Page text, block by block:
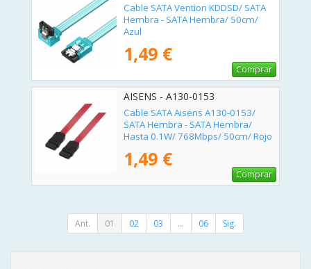
Cable SATA Vention KDDSD/ SATA
Hembra - SATA Hembra/ 50cm/
Azul
1,49 €
Comprar
AISENS - A130-0153
Cable SATA Aisens A130-0153/
SATA Hembra - SATA Hembra/
Hasta 0.1W/ 768Mbps/ 50cm/ Rojo
1,49 €
Comprar
Ant. 01 02 03 ... 06 Sig.